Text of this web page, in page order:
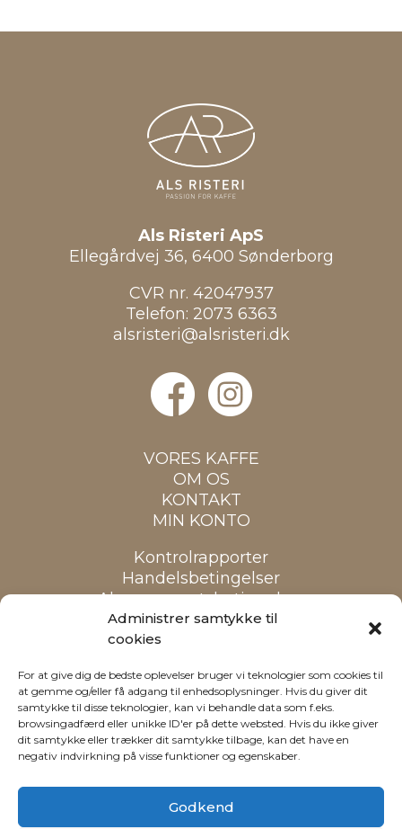
Administrer samtykke til
cookies
For at give dig de bedste oplevelser bruger vi teknologier som cookies til
at gemme og/eller få adgang til enhedsoplysninger. Hvis du giver dit
samtykke til disse teknologier, kan vi behandle data som f.eks.
browsingadfærd eller unikke ID'er på dette websted. Hvis du ikke giver
dit samtykke eller trækker dit samtykke tilbage, kan det have en
negativ indvirkning på visse funktioner og egenskaber.
Godkend
Als Risteri ApS
Ellegårdvej 36, 6400 Sønderborg
CVR nr. 42047937
Telefon: 2073 6363
alsristeri@alsristeri.dk
VORES KAFFE
OM OS
KONTAKT
MIN KONTO
Kontrolrapporter
Handelsbetingelser
Abonnementsbetingelser
Cookiepolitik